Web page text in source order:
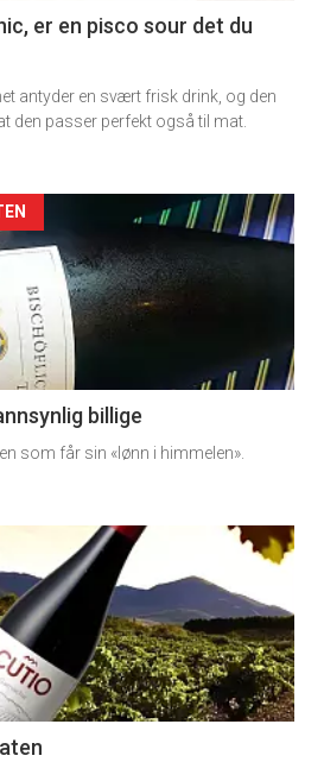
er en pisco sour det du
antyder en svært frisk drink, og den
den passer perfekt også til mat.
billige
som får sin «lønn i himmelen».